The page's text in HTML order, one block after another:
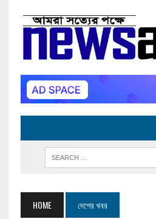
HOME দেশের খবর